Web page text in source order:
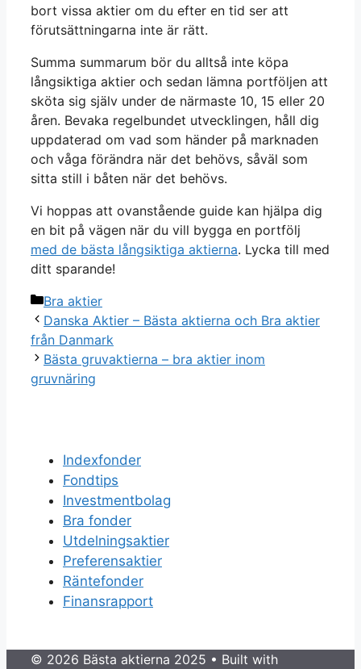
bort vissa aktier om du efter en tid ser att
förutsättningarna inte är rätt.
Summa summarum bör du alltså inte köpa
långsiktiga aktier och sedan lämna portföljen att
sköta sig själv under de närmaste 10, 15 eller 20
åren. Bevaka regelbundet utvecklingen, håll dig
uppdaterad om vad som händer på marknaden
och våga förändra när det behövs, såväl som
sitta still i båten när det behövs.
Vi hoppas att ovanstående guide kan hjälpa dig
en bit på vägen när du vill bygga en portfölj
med de bästa långsiktiga aktierna. Lycka till med
ditt sparande!
Categories
Bra aktier
Danska Aktier – Bästa aktierna och Bra aktier
från Danmark
Bästa gruvaktierna – bra aktier inom
gruvnäring
Indexfonder
Fondtips
Investmentbolag
Bra fonder
Utdelningsaktier
Preferensaktier
Räntefonder
Finansrapport
© 2026 Bästa aktierna 2025 • Built with